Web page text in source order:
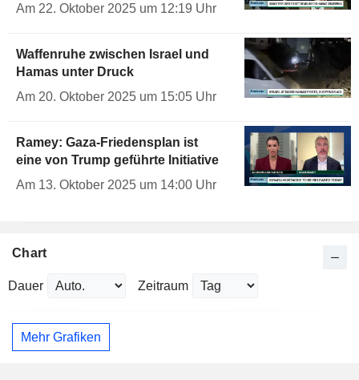
Am 22. Oktober 2025 um 12:19 Uhr
Waffenruhe zwischen Israel und
Hamas unter Druck
Am 20. Oktober 2025 um 15:05 Uhr
Ramey: Gaza-Friedensplan ist
eine von Trump geführte Initiative
Am 13. Oktober 2025 um 14:00 Uhr
Chart
Dauer Zeitraum
Mehr Grafiken